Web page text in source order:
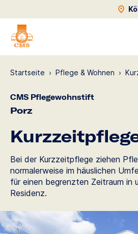
Startseite › Pflege & Wohnen ›
CMS Pflegewohnstift
Porz
Bei der Kurzzeitpflege ziehen
normalerweise im häuslichen
für einen begrenzten Zeitraum in
Residenz.